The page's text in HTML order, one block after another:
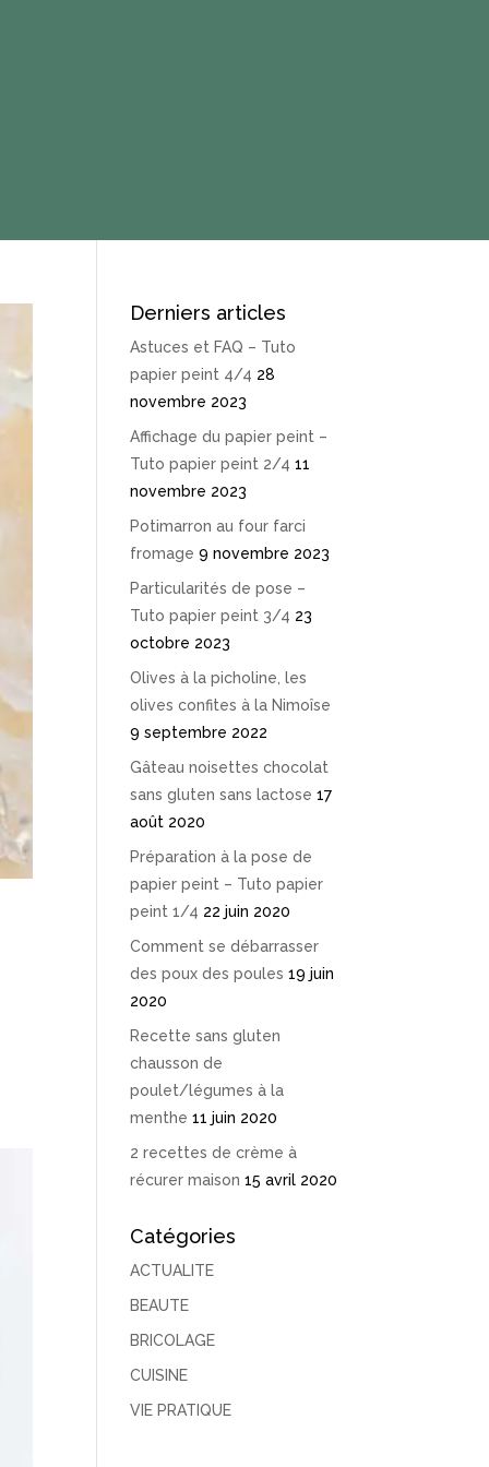
Derniers articles
Astuces et FAQ – Tuto
papier peint 4/4 28
novembre 2023
Affichage du papier peint –
Tuto papier peint 2/4 11
novembre 2023
Potimarron au four farci
fromage 9 novembre 2023
Particularités de pose –
Tuto papier peint 3/4 23
octobre 2023
Olives à la picholine, les
olives confites à la Nimoîse
9 septembre 2022
Gâteau noisettes chocolat
sans gluten sans lactose 17
août 2020
Préparation à la pose de
papier peint – Tuto papier
peint 1/4 22 juin 2020
Comment se débarrasser
des poux des poules 19 juin
2020
Recette sans gluten
chausson de
poulet/légumes à la
menthe 11 juin 2020
2 recettes de crème à
récurer maison 15 avril 2020
Catégories
ACTUALITE
BEAUTE
BRICOLAGE
CUISINE
VIE PRATIQUE